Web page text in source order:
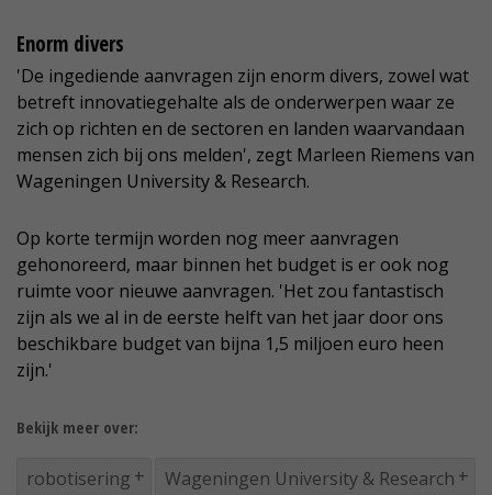
Enorm divers
'De ingediende aanvragen zijn enorm divers, zowel wat
betreft innovatiegehalte als de onderwerpen waar ze
zich op richten en de sectoren en landen waarvandaan
mensen zich bij ons melden', zegt Marleen Riemens van
Wageningen University & Research.
Op korte termijn worden nog meer aanvragen
gehonoreerd, maar binnen het budget is er ook nog
ruimte voor nieuwe aanvragen. 'Het zou fantastisch
zijn als we al in de eerste helft van het jaar door ons
beschikbare budget van bijna 1,5 miljoen euro heen
zijn.'
Bekijk meer over:
robotisering Wageningen University & Research